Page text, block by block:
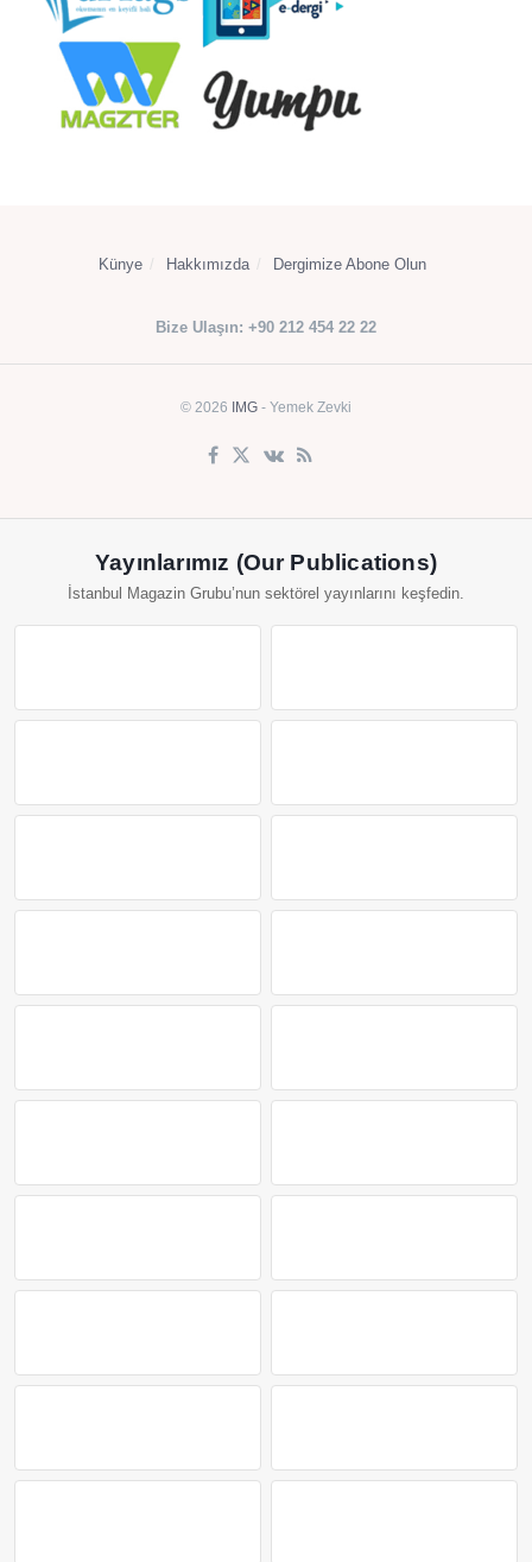
Künye Hakkımızda Dergimize Abone Olun
Bize Ulaşın: +90 212 454 22 22
© 2026 IMG - Yemek Zevki
Yayınlarımız (Our Publications)
İstanbul Magazin Grubu’nun sektörel yayınlarını keşfedin.